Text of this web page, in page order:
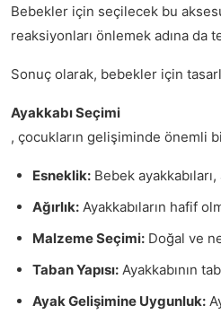
Bebekler için seçilecek bu
reaksiyonları önlemek adına da
Sonuç olarak, bebekler için
Ayakkabı Seçimi
, çocukların gelişiminde önemli
Esneklik: Bebek
Ağırlık: Ayakkabıların hafif
Malzeme Seçimi: Doğal ve
Taban Yapısı: Ayakkabının
Ayak Gelişimine Uygunluk: